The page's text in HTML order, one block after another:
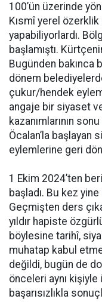
100’ün üzerinde
Kısmî yerel
yapabiliyorlardı.
başlamıştı.
Bugünden bakınca
dönem
çukur/hendek
angaje bir siyaset
kazanımlarının
Öcalan’la başlayan
eylemlerine geri
1 Ekim 2024’ten
başladı. Bu kez
Geçmişten ders
yıldır hapiste
böylesine tarihî,
muhatap kabul
değildi, bugün de
önceleri aynı
başarısızlıkla